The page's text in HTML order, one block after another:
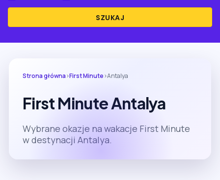
SZUKAJ
Strona główna›First Minute›Antalya
First Minute Antalya
Wybrane okazje na wakacje First Minute
w destynacji Antalya.